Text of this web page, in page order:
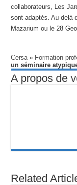
collaborateurs, Les
sont adaptés. Au-delà
Mazarium ou le 28
Cersa » Formation
un séminaire
A propos de
Related